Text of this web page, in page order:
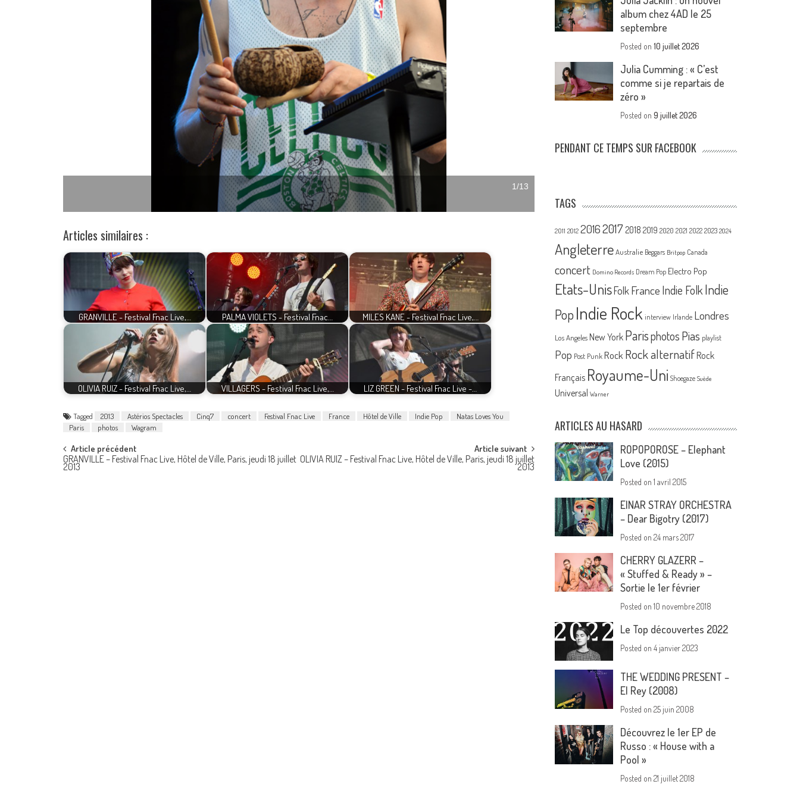
Articles similaires :
GRANVILLE - Festival Fnac Live,… PALMA VIOLETS - Festival Fnac… MILES KANE - Festival Fnac Live,…
OLIVIA RUIZ - Festival Fnac Live,… VILLAGERS - Festival Fnac Live,… LIZ GREEN - Festival Fnac Live -…
Tagged 2013 Astérios Spectacles Cinq7 concert Festival Fnac Live France Hôtel de Ville Indie Pop
Natas Loves You
Paris
photos Wagram
Post
navigation
Article précédent
GRANVILLE – Festival Fnac Live, Hôtel de Ville, Paris, jeudi 18 juillet
2013
Article suivant
OLIVIA RUIZ – Festival Fnac Live, Hôtel de Ville, Paris, jeudi 18 juillet
2013
album chez 4AD le 25
septembre
Posted on10 juillet 2026
Julia Cumming : « C’est
comme si je repartais de
zéro »
Posted on9 juillet 2026
PENDANT CE TEMPS SUR FACEBOOK
TAGS
2011 2012 20162017 2018 2019 2020 2021 2022 2023 2024
Angleterre Australie Beggars Britpop Canada
concert Domino Records Dream Pop Electro Pop
Etats-UnisFolk France Indie FolkIndie
PopIndie Rock interview Irlande Londres
Los Angeles New York Parisphotos Pias playlist
Pop Post Punk Rock Rock alternatif Rock
Français Royaume-Uni Shoegaze Suède
Universal Warner
ARTICLES AU HASARD
ROPOPOROSE – Elephant
Love (2015)
Posted on1 avril 2015
EINAR STRAY ORCHESTRA
– Dear Bigotry (2017)
Posted on24 mars 2017
CHERRY GLAZERR –
« Stuffed & Ready » –
Sortie le 1er février
Posted on10 novembre 2018
Le Top découvertes 2022
Posted on4 janvier 2023
THE WEDDING PRESENT –
El Rey (2008)
Posted on25 juin 2008
Découvrez le 1er EP de
Russo : « House with a
Pool »
Posted on21 juillet 2018